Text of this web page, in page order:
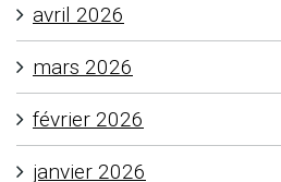
avril 2026
mars 2026
février 2026
janvier 2026